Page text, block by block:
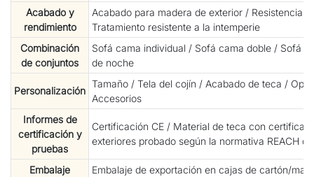
Acabado y
rendimiento
Acabado para madera de exterior / Resistencia
Tratamiento resistente a la intemperie
Combinación
de conjuntos
Sofá cama individual / Sofá cama doble / Sofá
de noche
Personalización
Tamaño / Tela del cojín / Acabado de teca /
Accesorios
Informes de
certificación y
pruebas
Certificación CE / Material de teca con
exteriores probado según la normativa REACH
Embalaje Embalaje de exportación en cajas de cartón/